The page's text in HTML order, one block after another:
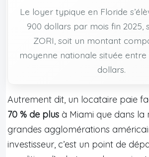
Le loyer typique en Floride
900 dollars par mois fin 2025,
ZORI, soit un montant
moyenne nationale située entre
dollars.
Autrement dit, un locataire paie
70 % de plus à Miami que dans la
grandes agglomérations
investisseur, c’est un point de